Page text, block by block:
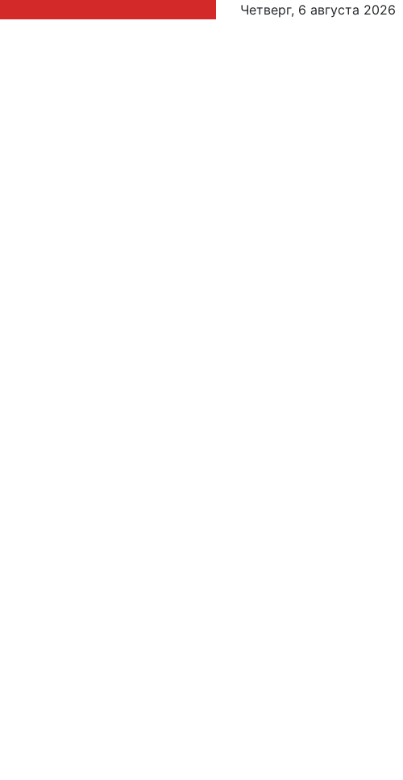
Четверг, 6 августа 2026